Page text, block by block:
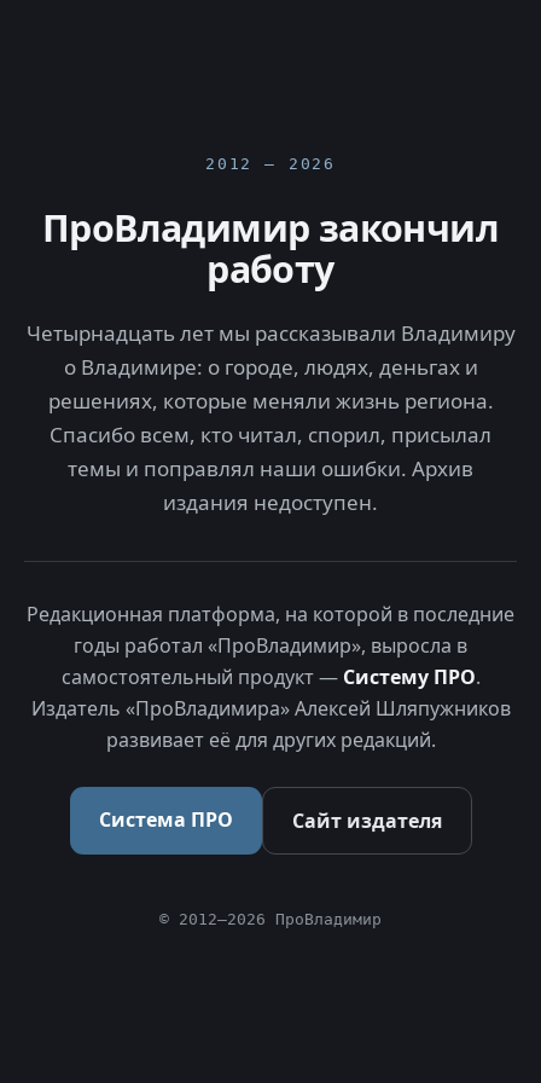
2012 — 2026
ПроВладимир закончил
работу
Четырнадцать лет мы рассказывали Владимиру
о Владимире: о городе, людях, деньгах и
решениях, которые меняли жизнь региона.
Спасибо всем, кто читал, спорил, присылал
темы и поправлял наши ошибки. Архив
издания недоступен.
Редакционная платформа, на которой в последние
годы работал «ПроВладимир», выросла в
самостоятельный продукт — Систему ПРО.
Издатель «ПроВладимира» Алексей Шляпужников
развивает её для других редакций.
Система ПРО Сайт издателя
© 2012–2026 ПроВладимир